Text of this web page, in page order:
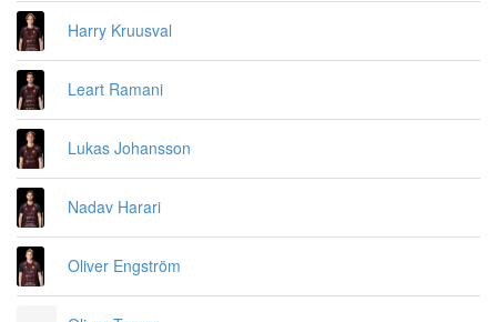
Harry Kruusval
Leart Ramani
Lukas Johansson
Nadav Harari
Oliver Engström